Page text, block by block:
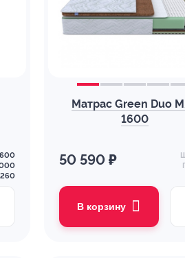
260
Матрас Green Duo
1600
50 590 ₽
В корзину